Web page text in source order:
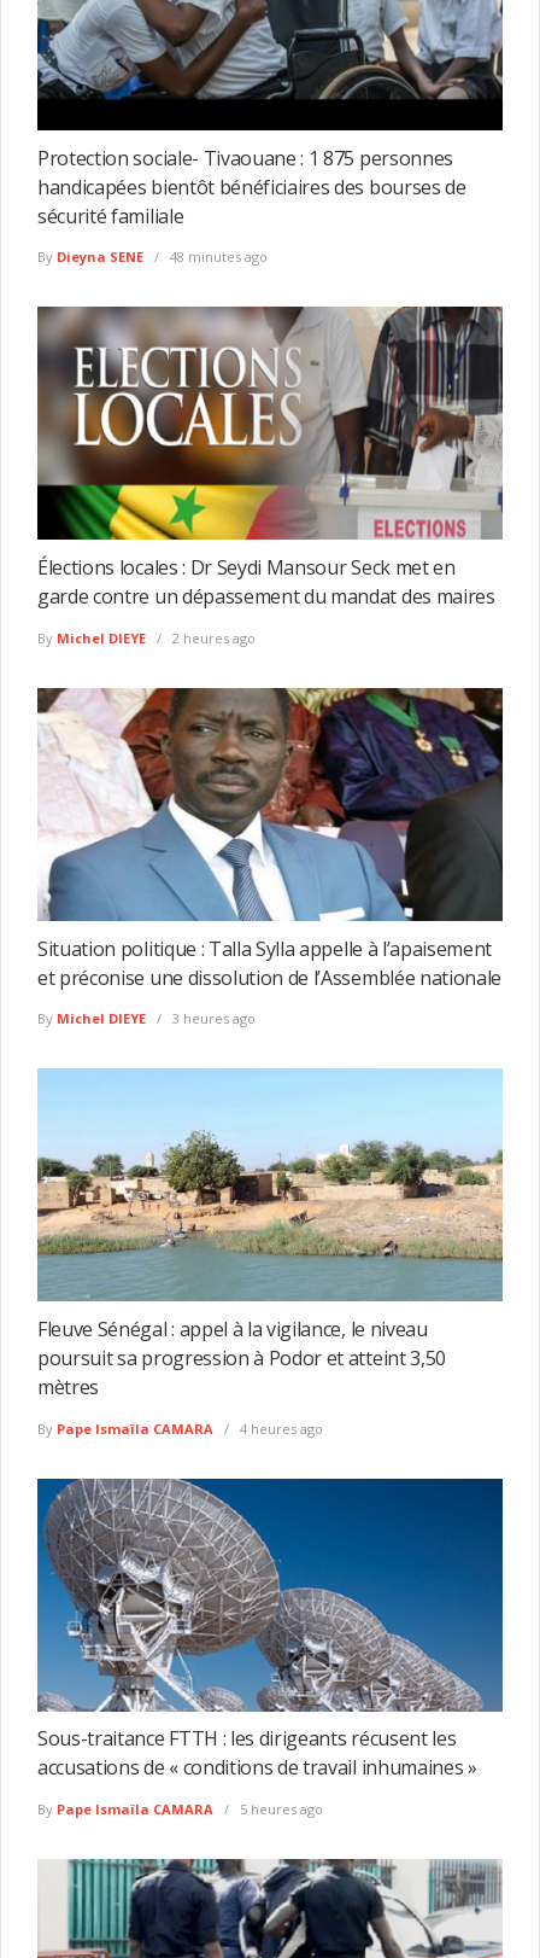
Protection sociale- Tivaouane : 1 875 personnes
handicapées bientôt bénéficiaires des bourses de
sécurité familiale
By Dieyna SENE 48 minutes ago
Élections locales : Dr Seydi Mansour Seck met en
garde contre un dépassement du mandat des maires
By Michel DIEYE 2 heures ago
Situation politique : Talla Sylla appelle à l’apaisement
et préconise une dissolution de l’Assemblée nationale
By Michel DIEYE 3 heures ago
Fleuve Sénégal : appel à la vigilance, le niveau
poursuit sa progression à Podor et atteint 3,50
mètres
By Pape Ismaïla CAMARA 4 heures ago
Sous-traitance FTTH : les dirigeants récusent les
accusations de « conditions de travail inhumaines »
By Pape Ismaïla CAMARA 5 heures ago